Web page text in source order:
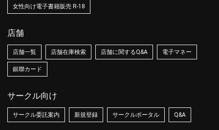
女性向け電子書籍販売 R-18
店舗
店舗一覧 店舗在庫検索 店舗に関するQ&A 電子マネー
銀聯カード
サークル向け
サークル委託案内 新規登録 サークルポータル Q&A